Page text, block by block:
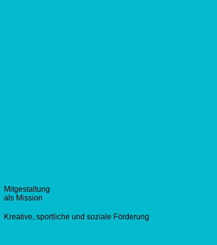
Mitgestaltung
als Mission
Kreative, sportliche und soziale Förderung